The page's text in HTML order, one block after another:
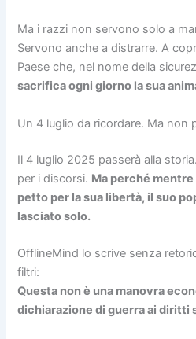
Ma i razzi non servono solo a
Servono anche a distrarre. A
Paese che, nel nome della
sacrifica ogni giorno la sua
Un 4 luglio da ricordare. Ma non
Il 4 luglio 2025 passerà alla
per i discorsi. Ma perché mentre
petto per la sua libertà, il suo
lasciato solo.
OfflineMind lo scrive senza
filtri:
Questa non è una manovra
dichiarazione di guerra ai diritti